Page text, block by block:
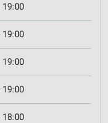
19:00
19:00
19:00
19:00
18:00